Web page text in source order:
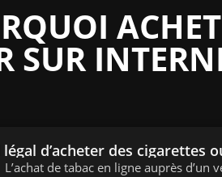
SUR
légal d’acheter des cigarettes
L’achat de tabac en ligne auprès